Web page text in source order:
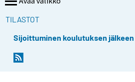
TILASTOT
Sijoittuminen koulutuksen jälkeen